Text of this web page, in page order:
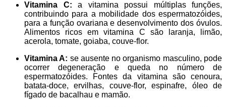
Vitamina C: a vitamina possui múltiplas funções,
contribuindo para a mobilidade dos espermatozóides,
para a função ovariana e desenvolvimento dos óvulos.
Alimentos ricos em vitamina C são laranja, limão,
acerola, tomate, goiaba, couve-flor.
Vitamina A: se ausente no organismo masculino, pode
ocorrer degeneração e queda no número de
espermatozóides. Fontes da vitamina são cenoura,
batata-doce, ervilhas, couve-flor, espinafre, óleo de
fígado de bacalhau e mamão.